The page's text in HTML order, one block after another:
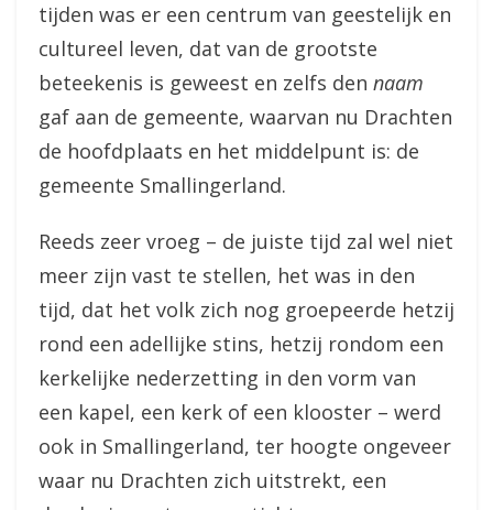
tijden was er een centrum van geestelijk en
cultureel leven, dat van de grootste
beteekenis is geweest en zelfs den naam
gaf aan de gemeente, waarvan nu Drachten
de hoofdplaats en het middelpunt is: de
gemeente Smallingerland.
Reeds zeer vroeg – de juiste tijd zal wel niet
meer zijn vast te stellen, het was in den
tijd, dat het volk zich nog groepeerde hetzij
rond een adellijke stins, hetzij rondom een
kerkelijke nederzetting in den vorm van
een kapel, een kerk of een klooster – werd
ook in Smallingerland, ter hoogte ongeveer
waar nu Drachten zich uitstrekt, een